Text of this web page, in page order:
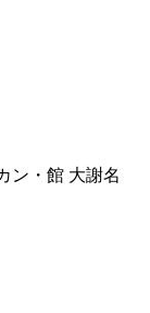
ン・館 大謝名